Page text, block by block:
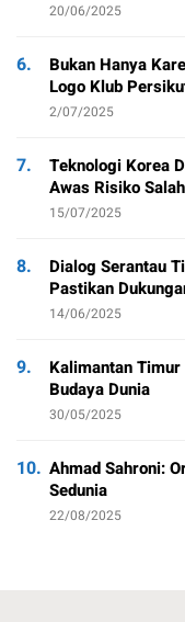
20/06/2025
6.
Bukan Hanya
Logo Klub
2/07/2025
7.
Teknologi Korea
Awas Risiko
15/07/2025
8.
Dialog Serantau
Pastikan
14/06/2025
9.
Kalimantan
Budaya Dunia
30/05/2025
10. Ahmad Sahroni:
Sedunia
22/08/2025